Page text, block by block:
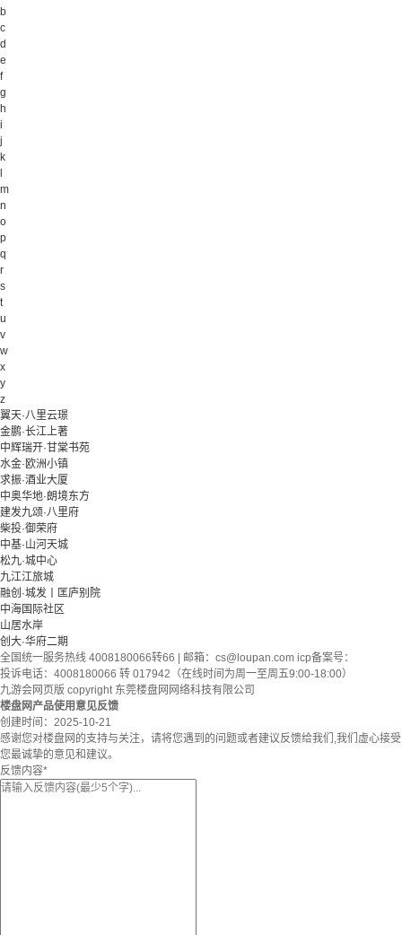
b
c
d
e
f
g
h
i
j
k
m
n
o
p
q
r
s
t
u
v
w
x
y
z
翼天·八里云璟
金鹏·长江上著
中辉瑞开·甘棠书苑
水金·欧洲小镇
求振·酒业大厦
中奥华地·朗境东方
建发九颂·八里府
柴投·御荣府
中基·山河天城
松九·城中心
九江江旅城
融创·城发丨匡庐别院
中海国际社区
山居水岸
创大·华府二期
全国统一服务热线 4008180066转66 | 邮箱： cs@loupan.com icp备案号：
投诉电话：4008180066 转 017942（在线时间为周一至周五9:00-18:00）
九游会网页版 copyright 东莞楼盘网网络科技有限公司
楼盘网产品使用意见反馈
创建时间： 2025-10-21
感谢您对楼盘网的支持与关注，请将您遇到的问题或者建议反馈给我们,我们虚心接受
您最诚挚的意见和建议。
反馈内容*